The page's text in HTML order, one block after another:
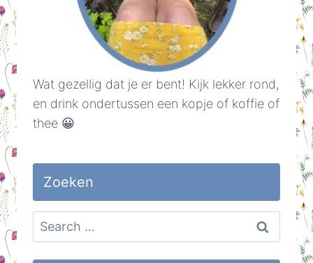
Wat gezellig dat je er bent! Kijk lekker rond,
en drink ondertussen een kopje of koffie of
thee 😀
Zoeken
Search
for: